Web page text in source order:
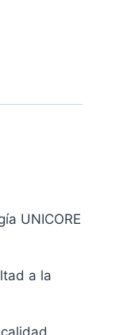
UNICORE
a la